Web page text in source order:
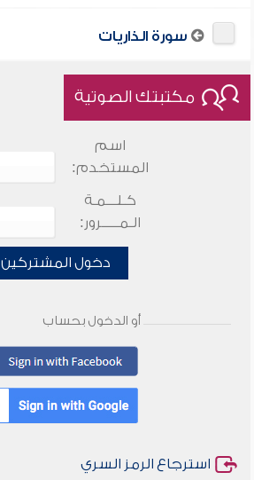
سورة الذاريات
مكتبتك الصوتية
اسم
المستخدم:
كـلـــمـة
الـمـــــرور:
دخول المشتركين
أو الدخول بحساب
استرجاع الرمز السري